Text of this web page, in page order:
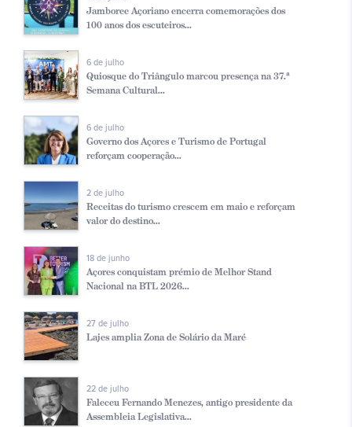
Jamboree Açoriano encerra comemorações dos
100 anos dos escuteiros...
6 de julho
Quiosque do Triângulo marcou presença na 37.ª
Semana Cultural...
6 de julho
Governo dos Açores e Turismo de Portugal
reforçam cooperação...
2 de julho
Receitas do turismo crescem em maio e reforçam
valor do destino...
18 de junho
Açores conquistam prémio de Melhor Stand
Nacional na BTL 2026...
27 de julho
Lajes amplia Zona de Solário da Maré
22 de julho
Faleceu Fernando Menezes, antigo presidente da
Assembleia Legislativa...